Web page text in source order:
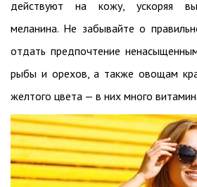
действуют на кожу, ускоряя
меланина. Не забывайте о
отдать предпочтение
рыбы и орехов, а также овощам
желтого цвета — в них много